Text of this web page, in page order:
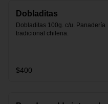
Dobladitas
Dobladitas 100g. c/u. Panadería
tradicional chilena.
$400